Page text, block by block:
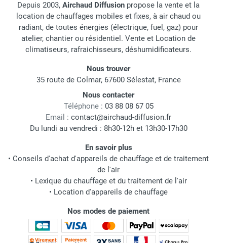
Depuis 2003, Airchaud Diffusion propose la vente et la
location de chauffages mobiles et fixes, à air chaud ou
radiant, de toutes énergies (électrique, fuel, gaz) pour
atelier, chantier ou résidentiel. Vente et Location de
climatiseurs, rafraichisseurs, déshumidificateurs.
Nous trouver
35 route de Colmar, 67600 Sélestat, France
Nous contacter
Téléphone : 03 88 08 67 05
Email : contact@airchaud-diffusion.fr
Du lundi au vendredi : 8h30-12h et 13h30-17h30
En savoir plus
• Conseils d'achat d'appareils de chauffage et de traitement
de l'air
• Lexique du chauffage et du traitement de l'air
• Location d'appareils de chauffage
Nos modes de paiement